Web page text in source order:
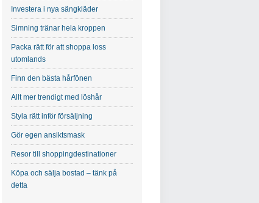
Investera i nya sängkläder
Simning tränar hela kroppen
Packa rätt för att shoppa loss
utomlands
Finn den bästa hårfönen
Allt mer trendigt med löshår
Styla rätt inför försäljning
Gör egen ansiktsmask
Resor till shoppingdestinationer
Köpa och sälja bostad – tänk på
detta